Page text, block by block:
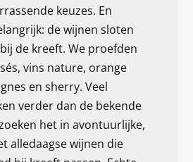
keuzes. En
de wijnen sloten
de kreeft. We proefden
vins nature, orange
en sherry. Veel
verder dan de bekende
het in avontuurlijke,
alledaagse wijnen die